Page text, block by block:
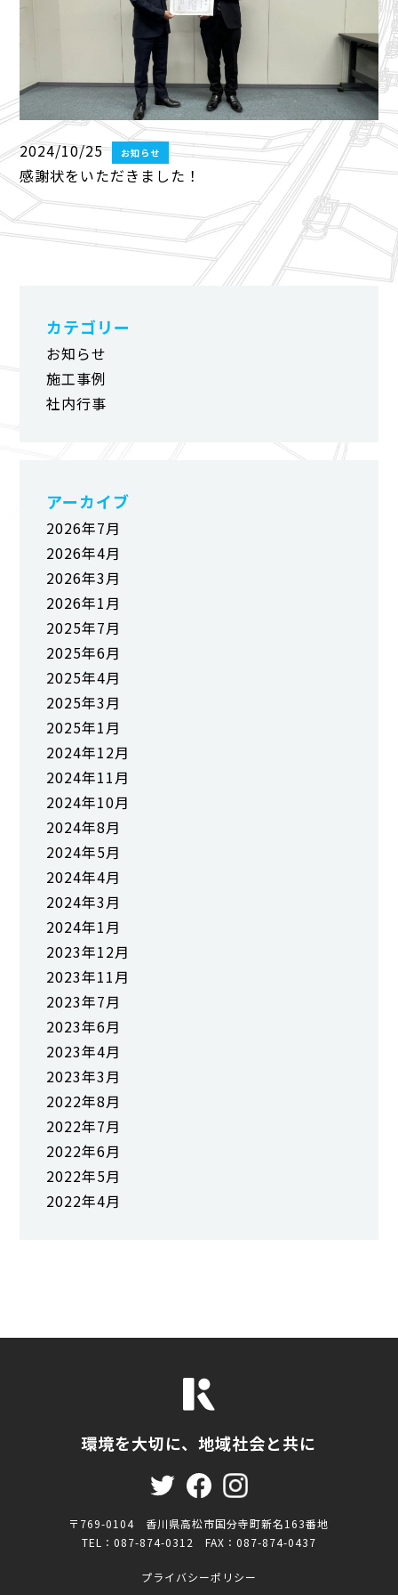
2024/10/25 お知らせ
感謝状をいただきました！
カテゴリー
お知らせ
施工事例
社内行事
アーカイブ
2026年7月
2026年4月
2026年3月
2026年1月
2025年7月
2025年6月
2025年4月
2025年3月
2025年1月
2024年12月
2024年11月
2024年10月
2024年8月
2024年5月
2024年4月
2024年3月
2024年1月
2023年12月
2023年11月
2023年7月
2023年6月
2023年4月
2023年3月
2022年8月
2022年7月
2022年6月
2022年5月
2022年4月
環境を大切に、地域社会と共に
〒769-0104 香川県高松市国分寺町新名163番地
TEL：087-874-0312 FAX：087-874-0437
プライバシーポリシー